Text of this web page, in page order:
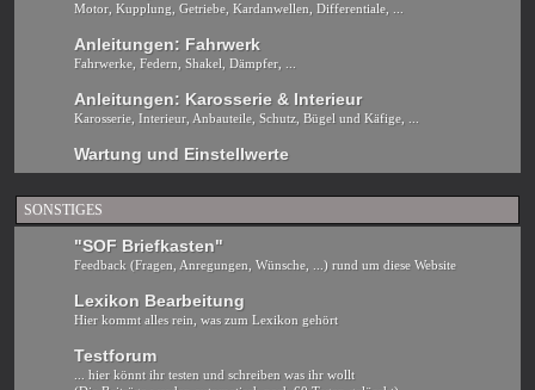
Motor, Kupplung, Getriebe, Kardanwellen, Differentiale, ...
Anleitungen: Fahrwerk
Fahrwerke, Federn, Shakel, Dämpfer, ...
Anleitungen: Karosserie & Interieur
Karosserie, Interieur, Anbauteile, Schutz, Bügel und Käfige, ...
Wartung und Einstellwerte
SONSTIGES
"SOF Briefkasten"
Feedback (Fragen, Anregungen, Wünsche, ...) rund um diese Website
Lexikon Bearbeitung
Hier kommt alles rein, was zum Lexikon gehört
Testforum
... hier könnt ihr testen und schreiben was ihr wollt